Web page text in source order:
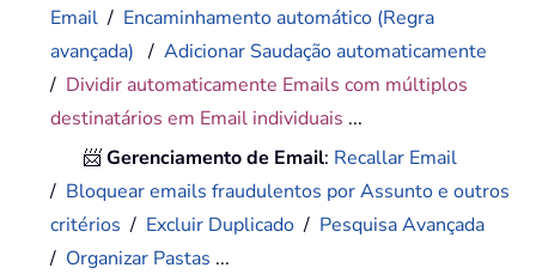
Email / Encaminhamento automático (Regra
avançada) /Adicionar Saudação automaticamente
/ Dividir automaticamente Emails com múltiplos
destinatários em Email individuais ...
📨Gerenciamento de Email: Recallar Email
/ Bloquear emails fraudulentos por Assunto e outros
critérios / Excluir Duplicado / Pesquisa Avançada
/ Organizar Pastas ...